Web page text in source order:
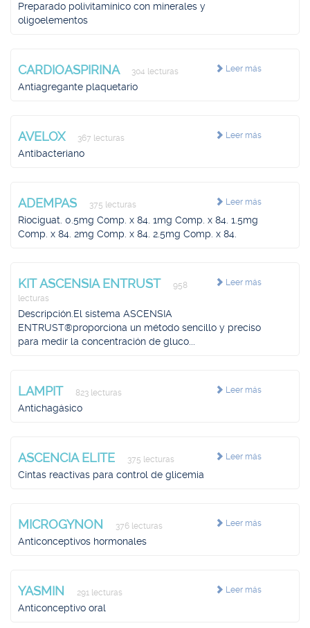
Preparado polivitamínico con minerales y
oligoelementos
Leer más
CARDIOASPIRINA 304 lecturas
Antiagregante plaquetario
Leer más
AVELOX 367 lecturas
Antibacteriano
Leer más
ADEMPAS 375 lecturas
Riociguat. 0.5mg Comp. x 84. 1mg Comp. x 84. 1.5mg
Comp. x 84. 2mg Comp. x 84. 2.5mg Comp. x 84.
Leer más
KIT ASCENSIA ENTRUST
958
lecturas
Descripción.El sistema ASCENSIA
ENTRUST®proporciona un método sencillo y preciso
para medir la concentración de gluco...
Leer más
LAMPIT 823 lecturas
Antichagásico
Leer más
ASCENCIA ELITE 375 lecturas
Cintas reactivas para control de glicemia
Leer más
MICROGYNON 376 lecturas
Anticonceptivos hormonales
Leer más
YASMIN 291 lecturas
Anticonceptivo oral